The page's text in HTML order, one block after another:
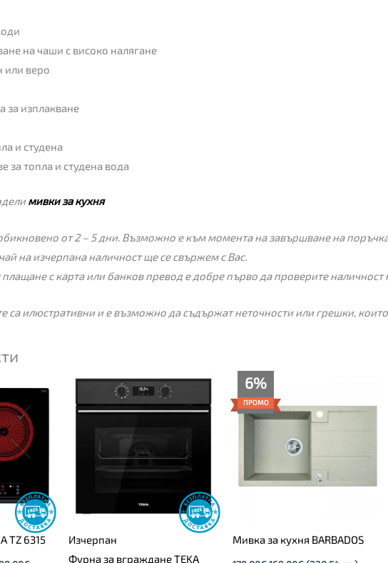
на чаши с високо налягане
или веро
за изплакване
и студена
за топла и студена вода
мивки за кухня
от 2 – 5 дни. Възможно е към момента на завършване на
на изчерпана наличност ще се свържем с Вас.
с карта или банков превод е добре първо да проверите наличност
са илюстративни и е възможно да съдържат неточности или грешки,
TZ 6315
Изчерпан
Фурна за вграждане TEKA
6%
ПРОМО
Мивка за кухня BARBADOS
was:
179.00€.169.00€.